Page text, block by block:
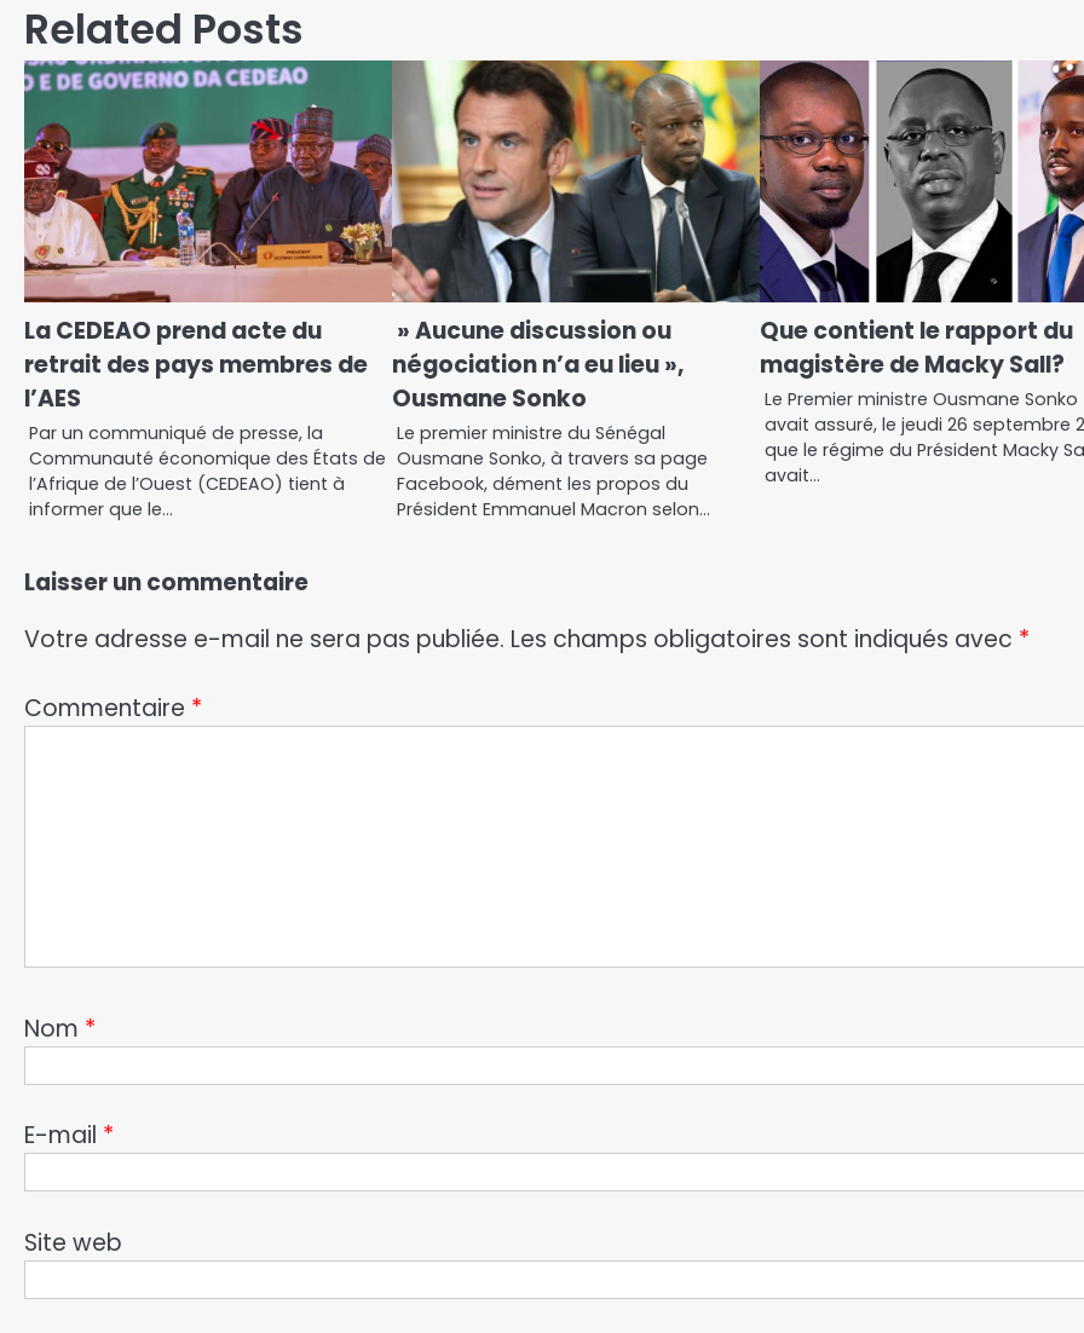
Related Posts
La CEDEAO prend acte du
retrait des pays membres de
l’AES
Par un communiqué de presse, la
Communauté économique des États de
l’Afrique de l’Ouest (CEDEAO) tient à
informer que le…
» Aucune discussion ou
négociation n’a eu lieu »,
Ousmane Sonko
Le premier ministre du Sénégal
Ousmane Sonko, à travers sa page
Facebook, dément les propos du
Président Emmanuel Macron selon…
Que contient le rapport du
magistère de Macky Sall?
Le Premier ministre Ous­mane Sonko
avait assuré, le jeudi 26 septembre
que le régime du Président Macky
avait…
Laisser un commentaire
Votre adresse e-mail ne sera pas publiée. Les champs obligatoires sont indiqués avec *
Commentaire *
Nom *
E-mail *
Site web